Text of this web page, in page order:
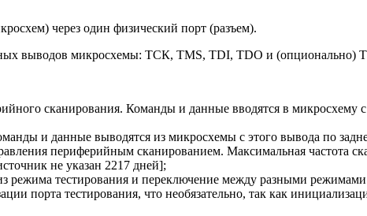
через один физический порт (разъем).
выводов микросхемы: ТСК, TMS, TDI, TDO и (опционально)
сканирования. Команды и данные вводятся в микросхему
и данные выводятся из микросхемы с этого вывода по
периферийным сканированием. Максимальная частота
не указан 2217 дней];
тестирования и переключение между разными режимами
порта тестирования, что необязательно, так как